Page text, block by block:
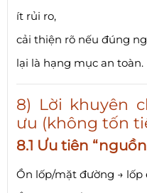
ít rủi ro,
cải thiện rõ nếu đúng
lại là hạng mục an toàn.
8) Lời khuyên
ưu (không tốn
8.1 Ưu tiên
Ồn lốp/mặt đường → lốp